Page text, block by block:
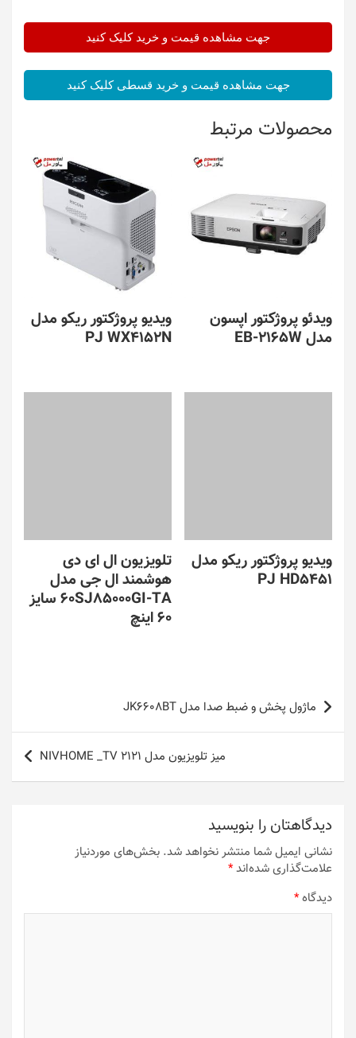
جهت مشاهده قیمت و خرید کلیک کنید
جهت مشاهده قیمت و خرید قسطی کلیک کنید
محصولات مرتبط
ویدئو پروژکتور اپسون
مدل EB-2165W
ویدیو پروژکتور ریکو مدل
PJ WX4152N
ویدیو پروژکتور ریکو مدل
PJ HD5451
تلویزیون ال ای دی
هوشمند ال جی مدل
60SJ85000GI-TA سایز
60 اینچ
راهبری
نوشته
ماژول پخش و ضبط صدا مدل JK6608BT
میز تلویزیون مدل NIVHOME _TV 2121
دیدگاهتان را بنویسید
نشانی ایمیل شما منتشر نخواهد شد. بخش‌های موردنیاز
علامت‌گذاری شده‌اند*
دیدگاه*